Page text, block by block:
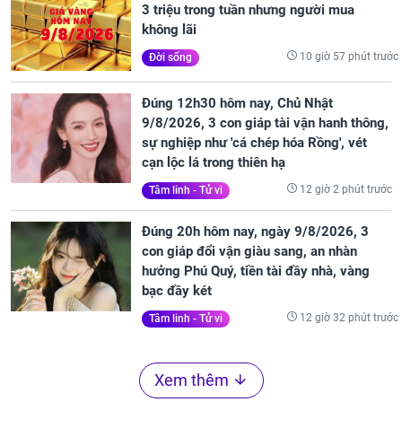
3 triệu trong tuần nhưng người mua
không lãi
Đời sống 10 giờ 57 phút trước
Đúng 12h30 hôm nay, Chủ Nhật
9/8/2026, 3 con giáp tài vận hanh thông,
sự nghiệp như 'cá chép hóa Rồng', vét
cạn lộc lá trong thiên hạ
Tâm linh - Tử vi 12 giờ 2 phút trước
Đúng 20h hôm nay, ngày 9/8/2026, 3
con giáp đổi vận giàu sang, an nhàn
hưởng Phú Quý, tiền tài đầy nhà, vàng
bạc đầy két
Tâm linh - Tử vi 12 giờ 32 phút trước
Xem thêm